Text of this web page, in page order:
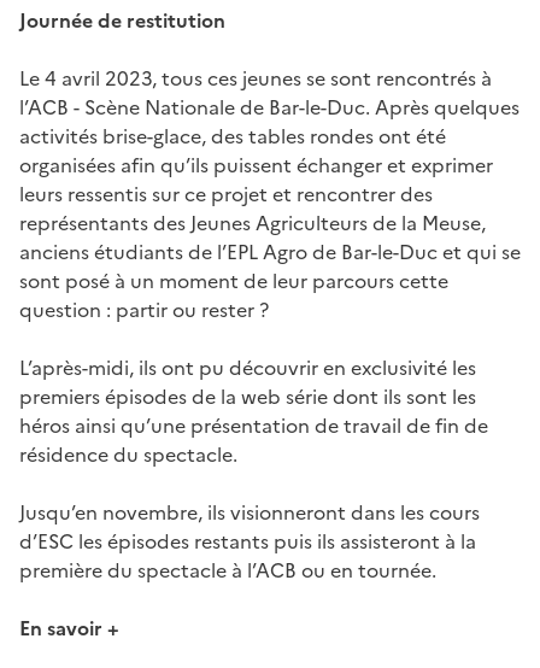
Journée de restitution
Le 4 avril 2023, tous ces jeunes se sont rencontrés à
l’ACB - Scène Nationale de Bar-le-Duc. Après quelques
activités brise-glace, des tables rondes ont été
organisées afin qu’ils puissent échanger et exprimer
leurs ressentis sur ce projet et rencontrer des
représentants des Jeunes Agriculteurs de la Meuse,
anciens étudiants de l’EPL Agro de Bar-le-Duc et qui se
sont posé à un moment de leur parcours cette
question : partir ou rester ?
L’après-midi, ils ont pu découvrir en exclusivité les
premiers épisodes de la web série dont ils sont les
héros ainsi qu’une présentation de travail de fin de
résidence du spectacle.
Jusqu’en novembre, ils visionneront dans les cours
d’ESC les épisodes restants puis ils assisteront à la
première du spectacle à l’ACB ou en tournée.
En savoir +